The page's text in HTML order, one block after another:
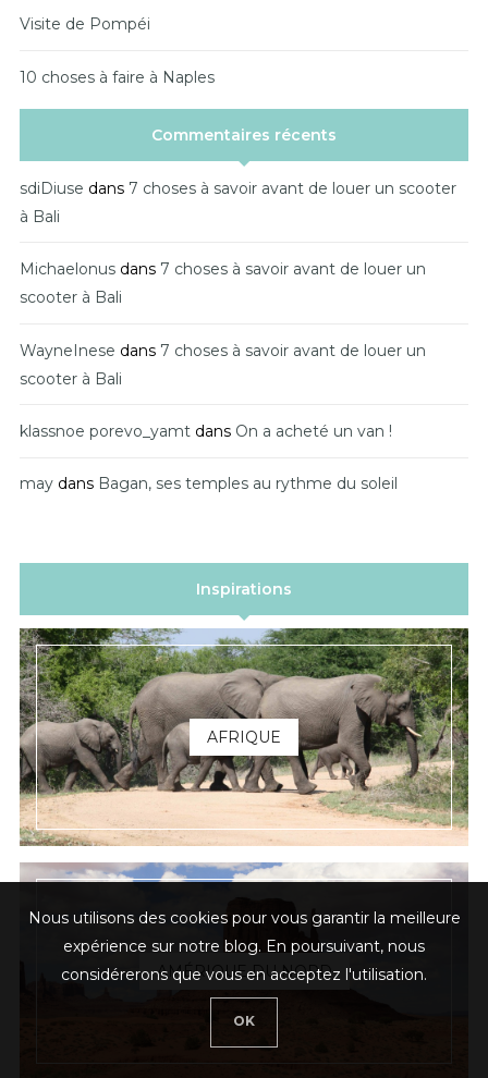
Visite de Pompéi
10 choses à faire à Naples
Commentaires récents
sdiDiuse dans 7 choses à savoir avant de louer un scooter
à Bali
Michaelonus dans 7 choses à savoir avant de louer un
scooter à Bali
WayneInese dans 7 choses à savoir avant de louer un
scooter à Bali
klassnoe porevo_yamt dans On a acheté un van !
may dans Bagan, ses temples au rythme du soleil
Inspirations
AFRIQUE
AMÉRIQUE DU NORD
Nous utilisons des cookies pour vous garantir la meilleure
expérience sur notre blog. En poursuivant, nous
considérerons que vous en acceptez l'utilisation.
OK